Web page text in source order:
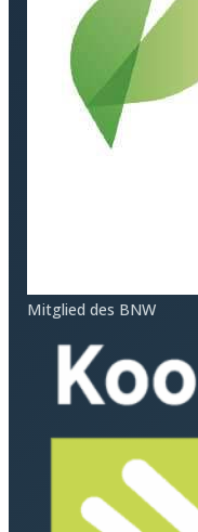
Mitglied des BNW